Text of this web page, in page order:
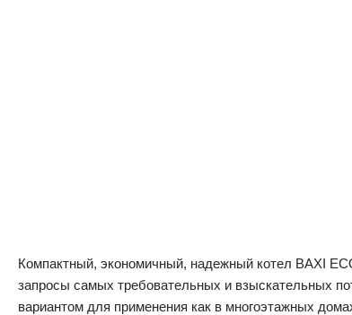
Компактный, экономичный, надежный котел BAXI
запросы самых требовательных и взыскательных
вариантом для применения как в многоэтажных